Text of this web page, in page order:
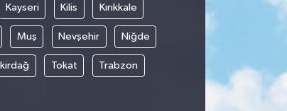
Kayseri Kilis Kırıkkale
Muş Nevşehir Niğde
Tokat Trabzon